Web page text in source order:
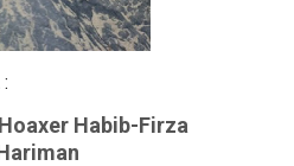
Habib-Firza